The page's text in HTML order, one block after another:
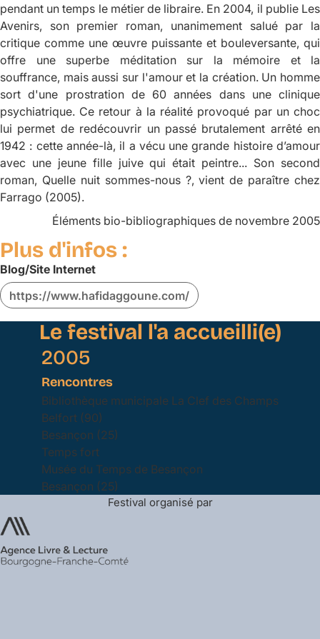
pendant un temps le métier de libraire. En 2004, il publie Les
Avenirs, son premier roman, unanimement salué par la
critique comme une œuvre puissante et bouleversante, qui
offre une superbe méditation sur la mémoire et la
souffrance, mais aussi sur l'amour et la création. Un homme
sort d'une prostration de 60 années dans une clinique
psychiatrique. Ce retour à la réalité provoqué par un choc
lui permet de redécouvrir un passé brutalement arrêté en
1942 : cette année-là, il a vécu une grande histoire d’amour
avec une jeune fille juive qui était peintre... Son second
roman, Quelle nuit sommes-nous ?, vient de paraître chez
Farrago (2005).
Éléments bio-bibliographiques de novembre 2005
Plus d'infos :
Blog/Site Internet
https://www.hafidaggoune.com/
Le festival l'a accueilli(e)
2005
Rencontres
Bibliothèque municipale La Clef des Champs
Belfort (90)
Besançon (25)
Temps fort
Musée du Temps de Besançon
Besançon (25)
Festival organisé par